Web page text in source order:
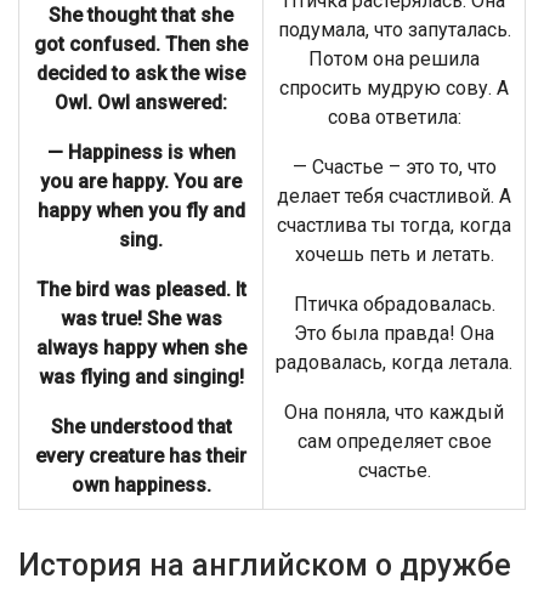
She thought that she
got confused. Then she
decided to ask the wise
Owl. Owl answered:
— Happiness is when
you are happy. You are
happy when you fly and
sing.
The bird was pleased. It
was true! She was
always happy when she
was flying and singing!
She understood that
every creature has their
own happiness.
подумала, что запуталась.
Потом она решила
спросить мудрую сову. А
сова ответила:
— Счастье – это то, что
делает тебя счастливой. А
счастлива ты тогда, когда
хочешь петь и летать.
Птичка обрадовалась.
Это была правда! Она
радовалась, когда летала.
Она поняла, что каждый
сам определяет свое
счастье.
История на английском о дружбе